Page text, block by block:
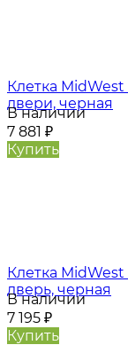
Клетка MidWest
двери, черная
В наличии
7 881 ₽
Купить
Клетка MidWest
дверь, черная
В наличии
7 195 ₽
Купить